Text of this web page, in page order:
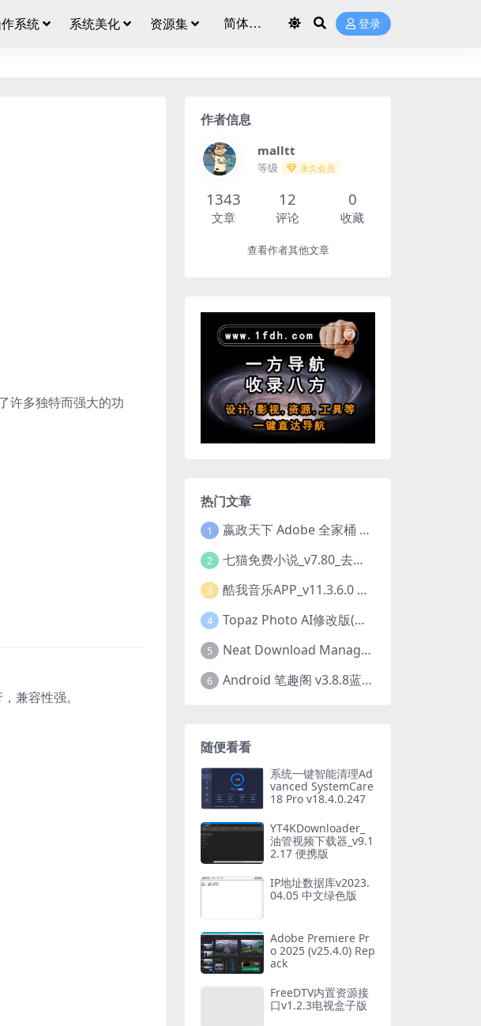
系统 系统美化 资源集 登录
许多独特而强大的功
兼容性强。
作者信息
malltt
等级 永久会员
1343
文章
12
评论
0
收藏
查看作者其他文章
热门文章
1 嬴政天下 Adobe 全家桶 2020.2021.2022.2023.2024.2025大师版（2025年08月版 ）
2 七猫免费小说_v7.80_去除广告解锁VIP会员版
3 酷我音乐APP_v11.3.6.0 去广告修改豪华VIP版
4 Topaz Photo AI修改版(图片降噪软件) v4.0.3
5 Neat Download Manager 1.4.10中文版NDM下载器简称NDM
6 Android 笔趣阁 v3.8.8蓝色/1.0.6 /2.7.7去广告完美版
随便看看
系统一键智能清理Ad
vanced SystemCare
18 Pro v18.4.0.247
YT4KDownloader_
油管视频下载器_v9.1
2.17 便携版
IP地址数据库v2023.
04.05 中文绿色版
Adobe Premiere Pr
o 2025 (v25.4.0) Rep
ack
FreeDTV内置资源接
口v1.2.3电视盒子版